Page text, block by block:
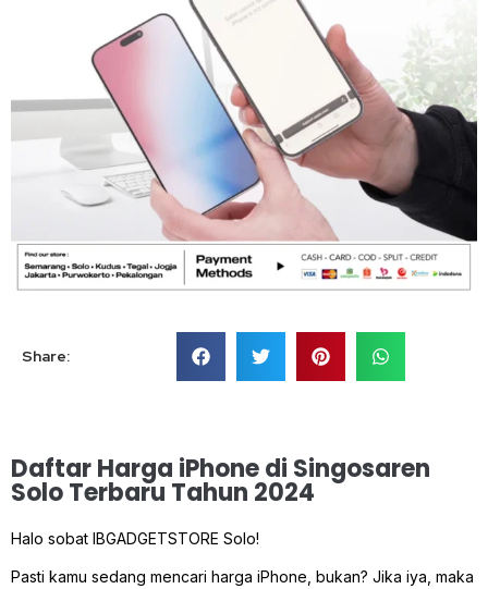
Share:
Daftar Harga iPhone di Singosaren
Solo Terbaru Tahun 2024
Halo sobat IBGADGETSTORE Solo!
Pasti kamu sedang mencari harga iPhone, bukan? Jika iya, maka